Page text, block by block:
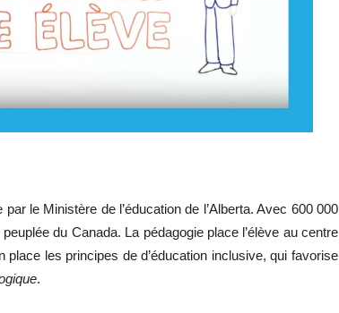
le Ministère de l’éducation de l’Alberta. Avec 600 000
du Canada. La pédagogie place l’élève au centre
les principes de d’éducation inclusive, qui favorise
.